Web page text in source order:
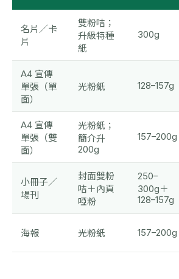
名片／卡
片
雙粉咭；
升級特種
紙
300g
A4 宣傳
單張（單
面）
光粉紙 128–157g
A4 宣傳
單張（雙
面）
光粉紙；
簡介升
200g
157–200g
小冊子／
場刊
封面雙粉
咭＋內頁
啞粉
250–
300g＋
128–157g
海報 光粉紙 157–200g